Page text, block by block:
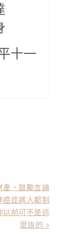
十一
產，鼓勵言論
癌症病人都制
以前可不是這
麼說的 >